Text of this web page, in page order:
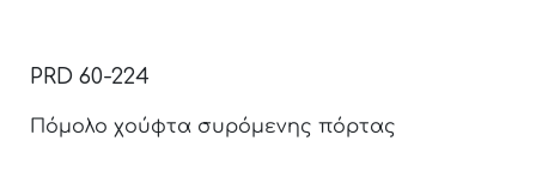
PRD 60-224
Πόμολο χούφτα συρόμενης πόρτας